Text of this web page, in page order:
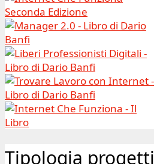
Tipologia progetti